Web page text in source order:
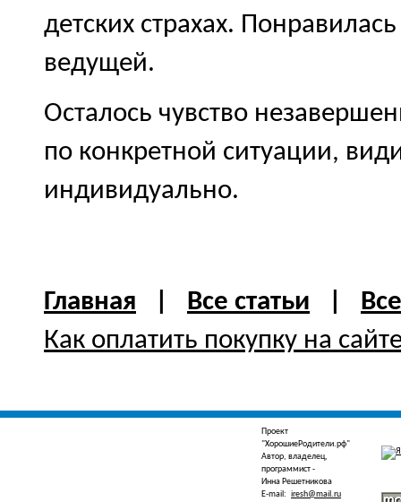
детских страхах.
ведущей.
Осталось чувство
по конкретной ситуации,
индивидуально.
Главная Все статьи
Как оплатить покупку на
Проект
"ХорошиеРодители.рф"
Автор, владелец,
программист -
Инна Решетникова
E-mail: iresh@mail.ru